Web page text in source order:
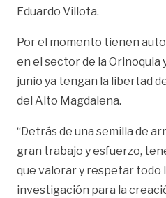
Eduardo Villota.
Por el momento tienen
en el sector de la Orinoquia
junio ya tengan la libertad
del Alto Magdalena.
“Detrás de una semilla de
gran trabajo y esfuerzo,
que valorar y respetar todo
investigación para la